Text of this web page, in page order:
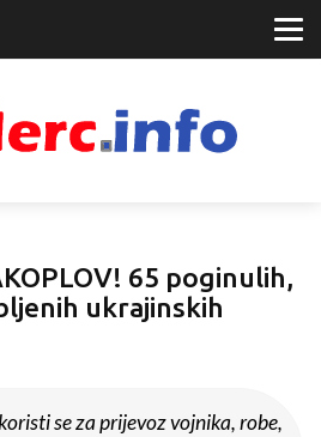
65 poginulih,
ukrajinskih
se za prijevoz vojnika, robe,